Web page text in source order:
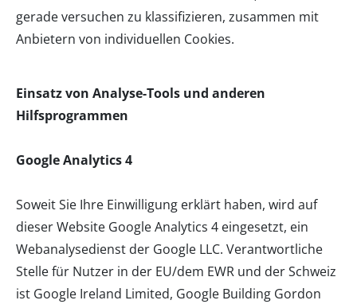
gerade versuchen zu klassifizieren, zusammen mit
Anbietern von individuellen Cookies.
Einsatz von Analyse-Tools und anderen
Hilfsprogrammen
Google Analytics 4
Soweit Sie Ihre Einwilligung erklärt haben, wird auf
dieser Website Google Analytics 4 eingesetzt, ein
Webanalysedienst der Google LLC. Verantwortliche
Stelle für Nutzer in der EU/dem EWR und der Schweiz
ist Google Ireland Limited, Google Building Gordon